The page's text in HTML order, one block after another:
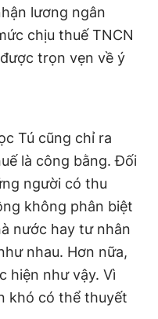
lương ngân
chịu thuế TNCN
trọn vẹn về ý
Tú cũng chỉ ra
là công bằng. Đối
người có thu
không phân biệt
nước hay tư nhân
nhau. Hơn nữa,
hiện như vậy. Vì
khó có thể thuyết